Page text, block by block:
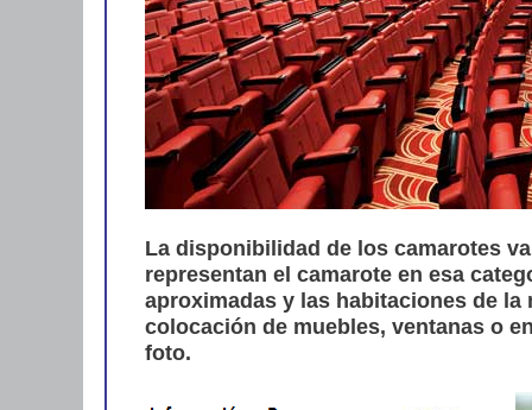
La disponibilidad de los camarotes
representan el camarote en esa
aproximadas y las habitaciones de
colocación de muebles, ventanas o
foto.